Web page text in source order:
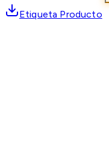
Etiqueta Producto